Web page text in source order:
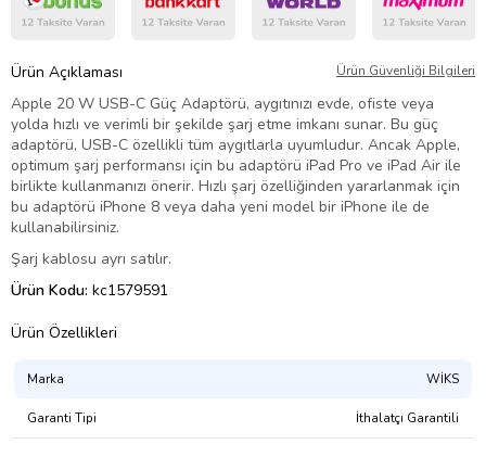
Ürün Açıklaması Ürün Güvenliği Bilgileri
Apple 20 W USB-C Güç Adaptörü, aygıtınızı evde, ofiste veya
yolda hızlı ve verimli bir şekilde şarj etme imkanı sunar. Bu güç
adaptörü, USB-C özellikli tüm aygıtlarla uyumludur. Ancak Apple,
optimum şarj performansı için bu adaptörü iPad Pro ve iPad Air ile
birlikte kullanmanızı önerir. Hızlı şarj özelliğinden yararlanmak için
bu adaptörü iPhone 8 veya daha yeni model bir iPhone ile de
kullanabilirsiniz.
Şarj kablosu ayrı satılır.
Ürün Kodu: kc1579591
Ürün Özellikleri
Marka WİKS
Garanti Tipi İthalatçı Garantili